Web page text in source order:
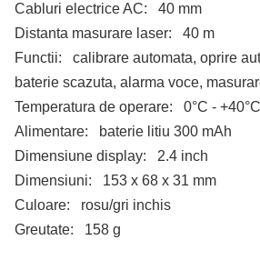
Cabluri electrice AC: 40 mm
Distanta masurare laser: 40 m
Functii: calibrare automata, oprire
baterie scazuta, alarma voce,
Temperatura de operare: 0°C - +40°C
Alimentare: baterie litiu 300 mAh
Dimensiune display: 2.4 inch
Dimensiuni: 153 x 68 x 31 mm
Culoare: rosu/gri inchis
Greutate: 158 g